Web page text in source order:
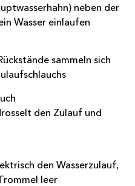
neben der
Wasser einlaufen
sammeln sich
den Zulauf und
den Wasserzulauf,
leer